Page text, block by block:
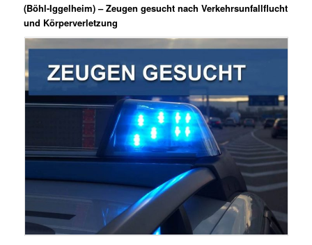
(Böhl-Iggelheim) – Zeugen gesucht nach Verkehrsunfallflucht
und Körperverletzung